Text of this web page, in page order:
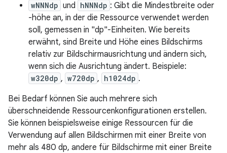
wNNNdp und hNNNdp : Gibt die Mindestbreite oder
-höhe an, in der die Ressource verwendet werden
soll, gemessen in "dp"-Einheiten. Wie bereits
erwähnt, sind Breite und Höhe eines Bildschirms
relativ zur Bildschirmausrichtung und ändern sich,
wenn sich die Ausrichtung ändert. Beispiele:
w320dp , w720dp , h1024dp .
Bei Bedarf können Sie auch mehrere sich
überschneidende Ressourcenkonfigurationen erstellen.
Sie können beispielsweise einige Ressourcen für die
Verwendung auf allen Bildschirmen mit einer Breite von
mehr als 480 dp, andere für Bildschirme mit einer Breite